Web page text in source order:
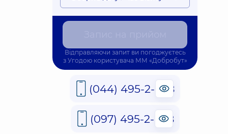
Відправляючи запит ви погоджуєтесь
з Угодою користувача ММ «Добробут»
(044) 495-2-888
(097) 495-2-888